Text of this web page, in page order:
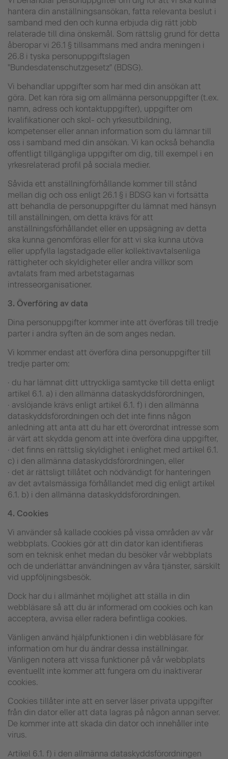
hantera din anställningsansökan, fatta relevanta beslut i
samband med den och kunna erbjuda dig rätt jobb
relaterade till dina önskemål. Som rättslig grund för detta
åberopar vi 26.1 § tillsammans med andra meningen i
26.8 i tyska personuppgiftslagen
"Bundesdatenschutzgesetz" (BDSG).
Vi behandlar uppgifter som har med din ansökan att
göra. Det kan röra sig om allmänna personuppgifter (t.ex.
namn, adress och kontaktuppgifter), uppgifter om
kvalifikationer och skol- och yrkesutbildning,
kompetenser eller annan information som du lämnar till
oss i samband med din ansökan. Vi kan också behandla
offentligt tillgängliga uppgifter om dig, till exempel i en
yrkesrelaterad profil på sociala medier.
Såvida ett anställningförhållande kommer till stånd
mellan dig och oss enligt 26.1 § i BDSG kan vi fortsätta
att behandla de personuppgifter du lämnat med hänsyn
till anställningen, om detta krävs för att
anställningsförhållandet eller en uppsägning av detta
ska kunna genomföras eller för att vi ska kunna utöva
eller uppfylla lagstadgade eller kollektivavtalsenliga
rättigheter och skyldigheter eller andra villkor som
avtalats fram med arbetstagarnas
intresseorganisationer.
3. Överföring av data
Dina personuppgifter kommer inte att överföras till tredje
parter i andra syften än de som anges nedan.
Vi kommer endast att överföra dina personuppgifter till
tredje parter om:
· du har lämnat ditt uttryckliga samtycke till detta enligt
artikel 6.1. a) i den allmänna dataskyddsförordningen,
· avslöjande krävs enligt artikel 6.1. f) i den allmänna
dataskyddsförordningen och det inte finns någon
anledning att anta att du har ett överordnat intresse som
är värt att skydda genom att inte överföra dina uppgifter,
· det finns en rättslig skyldighet i enlighet med artikel 6.1.
c) i den allmänna dataskyddsförordningen, eller
· det är rättsligt tillåtet och nödvändigt för hanteringen
av det avtalsmässiga förhållandet med dig enligt artikel
6.1. b) i den allmänna dataskyddsförordningen.
4. Cookies
Vi använder så kallade cookies på vissa områden av vår
webbplats. Cookies gör att din dator kan identifieras
som en teknisk enhet medan du besöker vår webbplats
och de underlättar användningen av våra tjänster, särskilt
vid uppföljningsbesök.
Dock har du i allmänhet möjlighet att ställa in din
webbläsare så att du är informerad om cookies och kan
acceptera, avvisa eller radera befintliga cookies.
Vänligen använd hjälpfunktionen i din webbläsare för
information om hur du ändrar dessa inställningar.
Vänligen notera att vissa funktioner på vår webbplats
eventuellt inte kommer att fungera om du inaktiverar
cookies.
Cookies tillåter inte att en server läser privata uppgifter
från din dator eller att data lagras på någon annan server.
De kommer inte att skada din dator och innehåller inte
virus.
Artikel 6.1. f) i den allmänna dataskyddsförordningen